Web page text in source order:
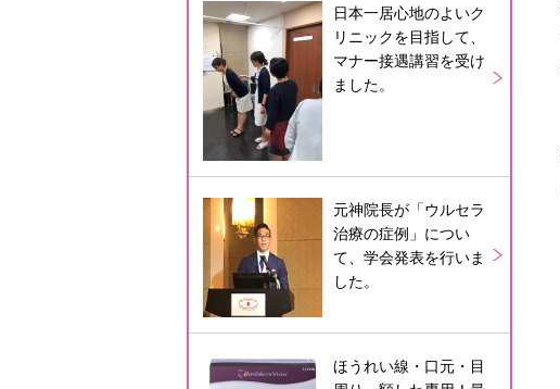
日本一居心地のよいク
リニックを目指して、
マナー接遇講習を受け
ました。
元神院長が「ウルセラ
治療の症例」につい
て、学会発表を行いま
した。
ほうれい線・口元・目